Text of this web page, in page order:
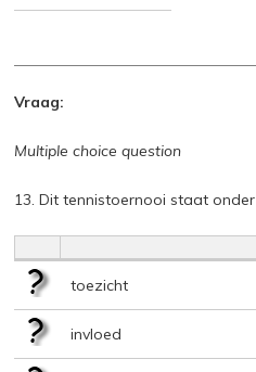
Vraag:
Multiple choice question
13. Dit tennistoernooi staat onder
toezicht
invloed